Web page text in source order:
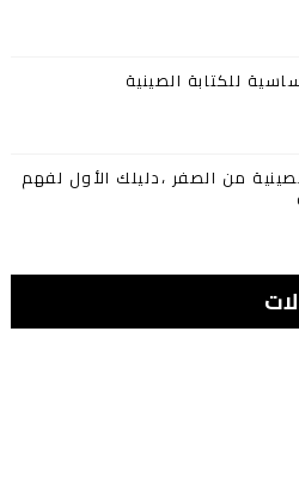
للكتابة الصينية
من الصفر ،دليلك الأول لفهم